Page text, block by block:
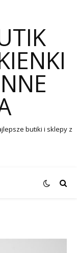
butiki i sklepy z